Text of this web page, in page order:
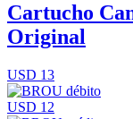
Cartucho
Original
USD 13
USD 12